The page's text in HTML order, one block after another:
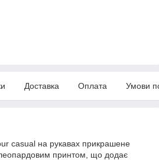
Доставка Оплата Умови
casual на рукавах прикрашене
принтом, що додає